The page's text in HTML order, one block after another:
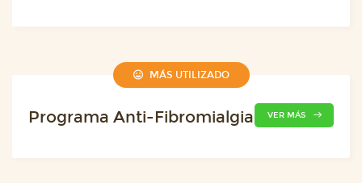
MÁS UTILIZADO
Programa Anti-Fibromialgia VER MÁS